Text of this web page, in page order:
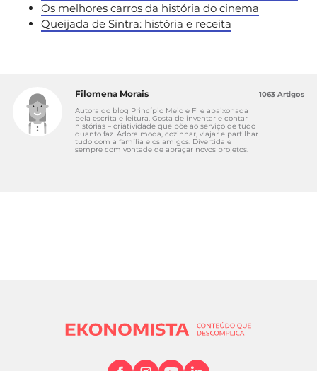
Os melhores carros da história do cinema
Queijada de Sintra: história e receita
Filomena Morais
Autora do blog Princípio Meio e Fi e apaixonada
pela escrita e leitura. Gosta de inventar e contar
histórias – criatividade que põe ao serviço de tudo
quanto faz. Adora moda, cozinhar, viajar e partilhar
tudo com a família e os amigos. Divertida e
sempre com vontade de abraçar novos projetos.
1063 Artigos